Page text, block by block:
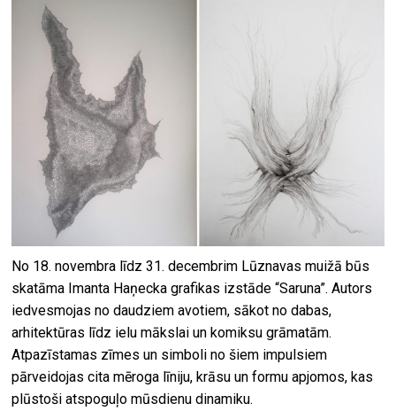
No 18. novembra līdz 31. decembrim Lūznavas muižā būs
skatāma Imanta Haņecka grafikas izstāde “Saruna”. Autors
iedvesmojas no daudziem avotiem, sākot no dabas,
arhitektūras līdz ielu mākslai un komiksu grāmatām.
Atpazīstamas zīmes un simboli no šiem impulsiem
pārveidojas cita mēroga līniju, krāsu un formu apjomos, kas
plūstoši atspoguļo mūsdienu dinamiku.